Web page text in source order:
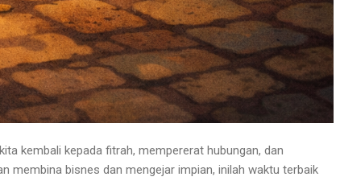
kembali kepada fitrah, mempererat hubungan, dan
membina bisnes dan mengejar impian, inilah waktu terbaik